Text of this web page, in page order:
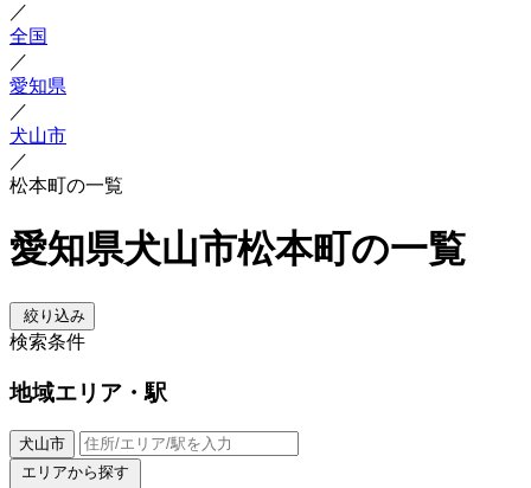
／
全国
／
愛知県
／
犬山市
／
松本町の一覧
愛知県犬山市松本町の一覧
絞り込み
検索条件
地域エリア・駅
犬山市
エリアから探す